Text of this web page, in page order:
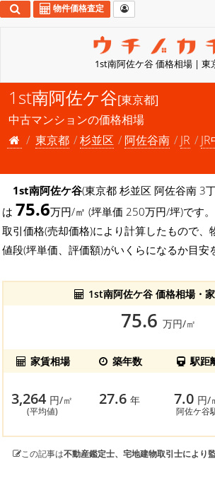
1st南阿佐ケ谷 価格相場 | 東
物件価格査定
1st南阿佐ケ谷[東京都]
中古マンションの価格相場
東京都
杉並区 阿佐谷南 JR
1st南阿佐ケ谷(東京都 杉並区 阿佐谷南 3
は 75.6万円/㎡ (坪単価 250万円/坪)です
取引価格(売却価格)により計算したもので、
値段(坪単価、評価額)がいくらになるか目安
1st南阿佐ケ谷 価格相場・
75.6 万円/㎡
家賃相場 築年数 駅距
3,264 円/㎡
(平均値)
27.6年 7.0 円/
阿佐ケ谷
この記事は不動産鑑定士、宅地建物取引士により